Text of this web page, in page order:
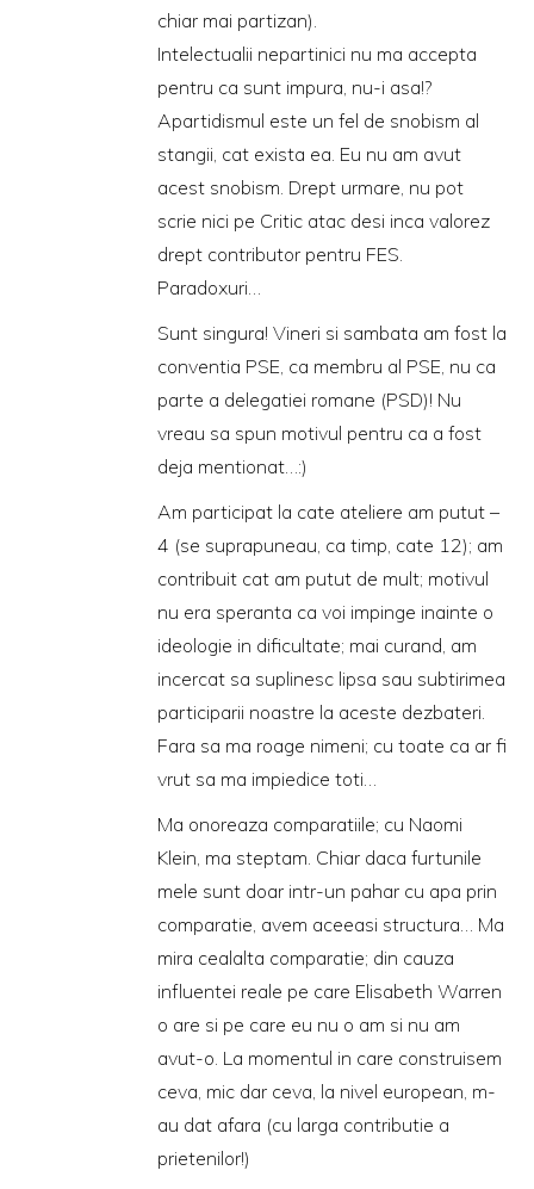
chiar mai partizan).
Intelectualii nepartinici nu ma accepta
pentru ca sunt impura, nu-i asa!?
Apartidismul este un fel de snobism al
stangii, cat exista ea. Eu nu am avut
acest snobism. Drept urmare, nu pot
scrie nici pe Critic atac desi inca valorez
drept contributor pentru FES.
Paradoxuri…
Sunt singura! Vineri si sambata am fost la
conventia PSE, ca membru al PSE, nu ca
parte a delegatiei romane (PSD)! Nu
vreau sa spun motivul pentru ca a fost
deja mentionat…:)
Am participat la cate ateliere am putut –
4 (se suprapuneau, ca timp, cate 12); am
contribuit cat am putut de mult; motivul
nu era speranta ca voi impinge inainte o
ideologie in dificultate; mai curand, am
incercat sa suplinesc lipsa sau subtirimea
participarii noastre la aceste dezbateri.
Fara sa ma roage nimeni; cu toate ca ar fi
vrut sa ma impiedice toti…
Ma onoreaza comparatiile; cu Naomi
Klein, ma steptam. Chiar daca furtunile
mele sunt doar intr-un pahar cu apa prin
comparatie, avem aceeasi structura… Ma
mira cealalta comparatie; din cauza
influentei reale pe care Elisabeth Warren
o are si pe care eu nu o am si nu am
avut-o. La momentul in care construisem
ceva, mic dar ceva, la nivel european, m-
au dat afara (cu larga contributie a
prietenilor!)